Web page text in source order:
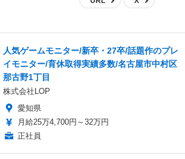
人気ゲームモニター/新卒・27卒/話題作のプレ
イモニター/育休取得実績多数/名古屋市中村区
那古野1丁目
株式会社LOP
愛知県
月給25万4,700円～32万円
正社員